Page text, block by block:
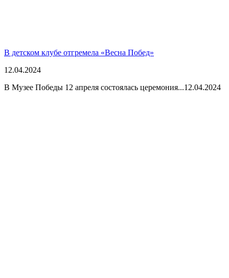
В детском клубе отгремела «Весна Побед»
12.04.2024
В Музее Победы 12 апреля состоялась церемония...12.04.2024